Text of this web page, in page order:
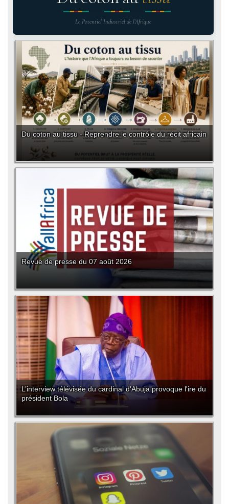
Le Potentiel Industriel de l'Afrique
Du coton au tissu - Reprendre le contrôle du récit africain
Revue de presse du 07 août 2026
L’interview télévisée du cardinal d'Abuja provoque l'ire du
président Bola